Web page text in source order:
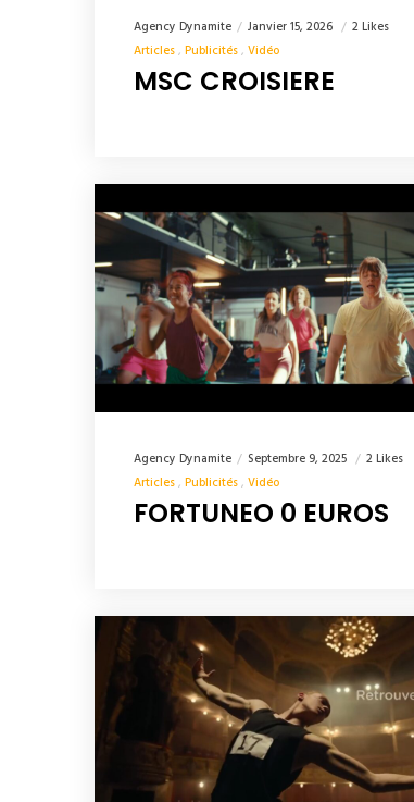
Agency Dynamite Janvier 15, 2026
2 Likes
Articles Publicités Vidéo
MSC CROISIERE
Agency Dynamite Septembre 9, 2025
2 Likes
Articles Publicités Vidéo
FORTUNEO 0 EUROS